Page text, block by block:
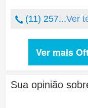
(11) 257...Ver
Ver mais
Sua opinião